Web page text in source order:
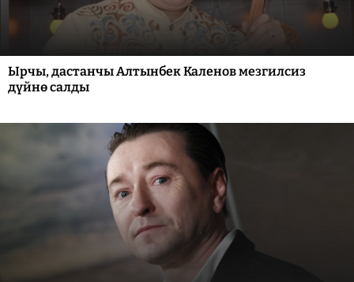
Ырчы, дастанчы Алтынбек Каленов мезгилсиз
дүйнө салды